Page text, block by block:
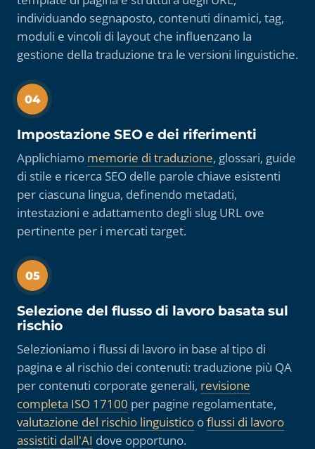
individuando segnaposto, contenuti dinamici, tag,
moduli e vincoli di layout che influenzano la
gestione della traduzione tra le versioni linguistiche.
04
Impostazione SEO e dei riferimenti
Applichiamo memorie di traduzione, glossari, guide
di stile e ricerca SEO delle parole chiave esistenti
per ciascuna lingua, definendo metadati,
intestazioni e adattamento degli slug URL ove
pertinente per i mercati target.
05
Selezione del flusso di lavoro basata sul
rischio
Selezioniamo i flussi di lavoro in base al tipo di
pagina e al rischio dei contenuti: traduzione più QA
per contenuti corporate generali, revisione
completa ISO 17100 per pagine regolamentate,
valutazione del rischio linguistico oflussi di lavoro
assistiti dall'AI dove opportuno.